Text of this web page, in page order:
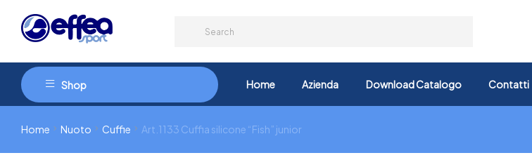
Shop Home Azienda Download Catalogo Contatti
Home Nuoto Cuffie Art.1133 Cuffia silicone “Fish” junior